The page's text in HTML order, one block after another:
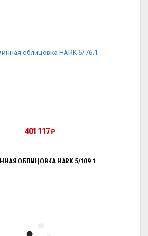
401 117₽
ОБЛИЦОВКА HARK 5/109.1